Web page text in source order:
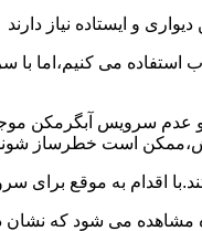
و ایستاده نیاز دارند
استفاده می کنیم،اما
عدم سرویس آبگرمکن
است خطرساز
اقدام به موقع برای
مشاهده می شود که